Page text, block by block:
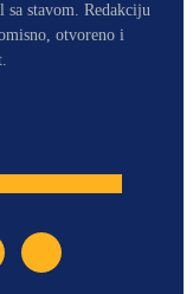
sa stavom. Redakciju
otvoreno i